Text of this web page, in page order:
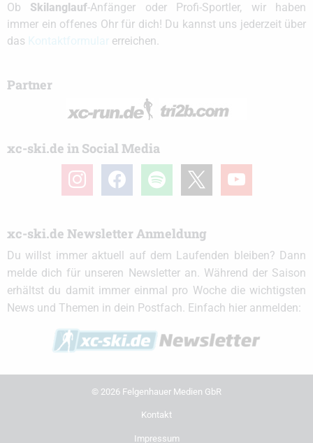
Ob Skilanglauf-Anfänger oder Profi-Sportler, wir haben
immer ein offenes Ohr für dich! Du kannst uns jederzeit über
das
erreichen.
Partner
xc-ski.de in Social Media
instagramfacebook spotify youtube
xc-ski.de Newsletter Anmeldung
Du willst immer aktuell auf dem Laufenden bleiben? Dann
melde dich für unseren Newsletter an. Während der Saison
erhältst du damit immer einmal pro Woche die wichtigsten
News und Themen in dein Postfach. Einfach hier anmelden:
© 2026 Felgenhauer Medien GbR
Kontakt
Impressum